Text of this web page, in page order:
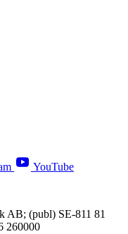
YouTube
AB; (publ) SE-811 81
260000